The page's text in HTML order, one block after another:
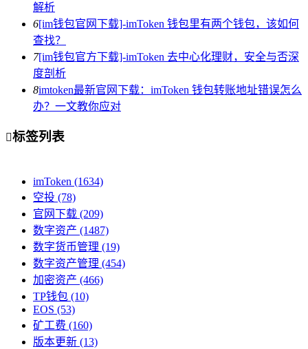
解析
6[im钱包官网下载]-imToken 钱包里有两个钱包，该如何
查找？
7[im钱包官方下载]-imToken 去中心化理财，安全与否深
度剖析
8imtoken最新官网下载：imToken 钱包转账地址错误怎么
办？一文教你应对
标签列表
imToken (1634)
空投 (78)
官网下载 (209)
数字资产 (1487)
数字货币管理 (19)
数字资产管理 (454)
加密资产 (466)
TP钱包 (10)
EOS (53)
矿工费 (160)
版本更新 (13)